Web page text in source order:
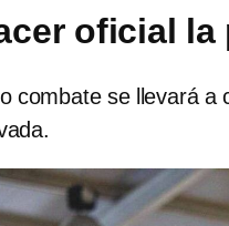
oficial la
combate se llevará a